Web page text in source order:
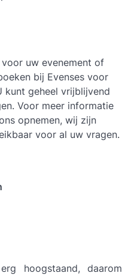
voor uw evenement of
bij Evenses voor
kunt geheel vrijblijvend
Voor meer informatie
opnemen, wij zijn
voor al uw vragen.
hoogstaand, daarom